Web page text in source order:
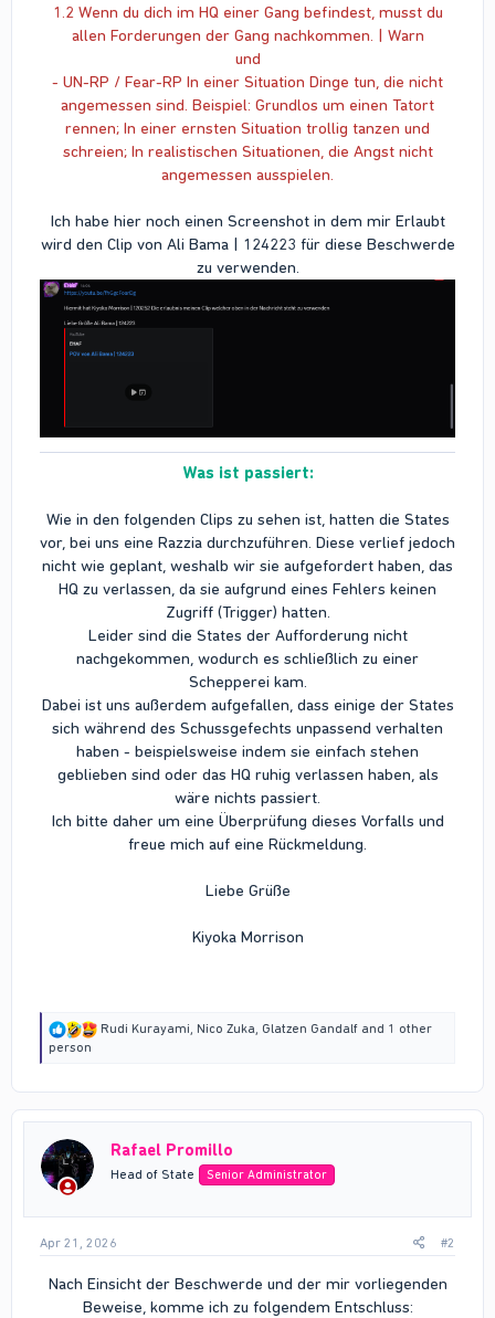
1.2 Wenn du dich im HQ einer Gang befindest, musst du
allen Forderungen der Gang nachkommen. | Warn
und
- UN-RP / Fear-RP In einer Situation Dinge tun, die nicht
angemessen sind. Beispiel: Grundlos um einen Tatort
rennen; In einer ernsten Situation trollig tanzen und
schreien; In realistischen Situationen, die Angst nicht
angemessen ausspielen.
Ich habe hier noch einen Screenshot in dem mir Erlaubt
wird den Clip von Ali Bama | 124223 für diese Beschwerde
zu verwenden.
Was ist passiert:
Wie in den folgenden Clips zu sehen ist, hatten die States
vor, bei uns eine Razzia durchzuführen. Diese verlief jedoch
nicht wie geplant, weshalb wir sie aufgefordert haben, das
HQ zu verlassen, da sie aufgrund eines Fehlers keinen
Zugriff (Trigger) hatten.
Leider sind die States der Aufforderung nicht
nachgekommen, wodurch es schließlich zu einer
Schepperei kam.
Dabei ist uns außerdem aufgefallen, dass einige der States
sich während des Schussgefechts unpassend verhalten
haben - beispielsweise indem sie einfach stehen
geblieben sind oder das HQ ruhig verlassen haben, als
wäre nichts passiert.
Ich bitte daher um eine Überprüfung dieses Vorfalls und
freue mich auf eine Rückmeldung.
Liebe Grüße
Kiyoka Morrison
R
i
Rudi Kurayami Nico Zuka Glatzen Gandalf and 1 other
person
Rafael Promillo
Head of State Senior Administrator
Apr 21, 2026 #2
Nach Einsicht der Beschwerde und der mir vorliegenden
Beweise, komme ich zu folgendem Entschluss: